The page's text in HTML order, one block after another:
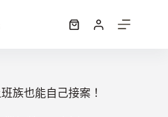
族也能自己接案！